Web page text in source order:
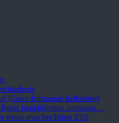
(Groot-Brittannië liefhebber)
Britse bankbiljetten inleveren…
weten over het Britse ETA